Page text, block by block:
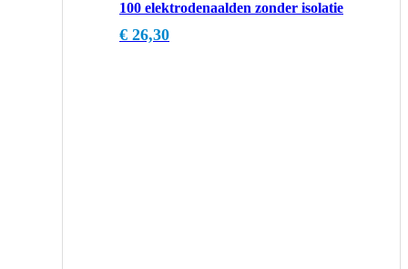
100 elektrodenaalden zonder isolatie
€ 26,30